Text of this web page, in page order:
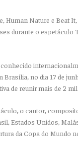
Human Nature e Beat
durante o espetáculo
Brasília, no dia 17 de
de reunir mais de 2
o cantor,
Estados Unidos,
da Copa do Mundo